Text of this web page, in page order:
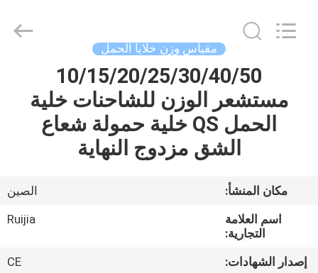
منتجات
فيديو
معلومات
عنا
Instruments
مقياس وزن خلايا الحمل
10/15/20/25/30/40/50
مستشعر الوزن للشاحنات خلية
الحمل QS خلية حمولة شعاع
الشق مزدوج النهاية
مكان المنشأ:
الصين
اسم العلامة
التجارية:
Ruijia
إصدار الشهادات:
CE